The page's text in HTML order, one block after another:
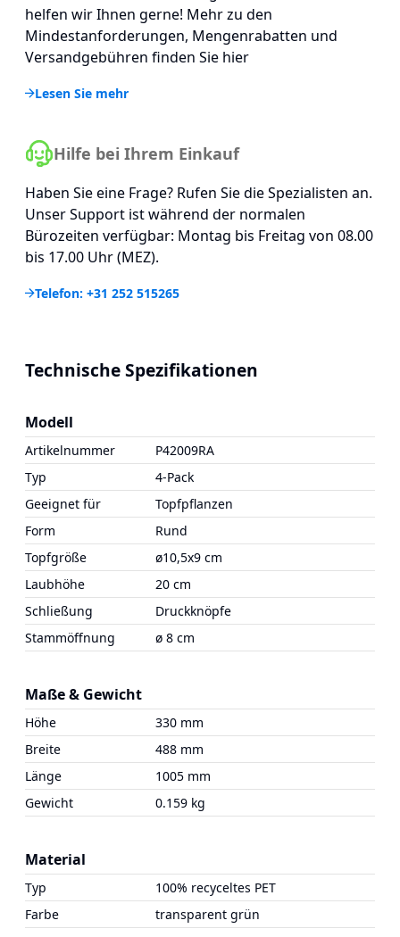
helfen wir Ihnen gerne! Mehr zu den
Mindestanforderungen, Mengenrabatten und
Versandgebühren finden Sie hier
Lesen Sie mehr
Hilfe bei Ihrem Einkauf
Haben Sie eine Frage? Rufen Sie die Spezialisten an.
Unser Support ist während der normalen
Bürozeiten verfügbar: Montag bis Freitag von 08.00
bis 17.00 Uhr (MEZ).
Telefon: +31 252 515265
Technische Spezifikationen
Modell
Artikelnummer
P42009RA
Typ
4-Pack
Geeignet für
Topfpflanzen
Form
Rund
Topfgröße
ø10,5x9 cm
Laubhöhe
20 cm
Schließung
Druckknöpfe
Stammöffnung
ø 8 cm
Maße & Gewicht
Höhe
330 mm
Breite
488 mm
Länge
1005 mm
Gewicht
0.159 kg
Material
Typ
100% recyceltes PET
Farbe
transparent grün